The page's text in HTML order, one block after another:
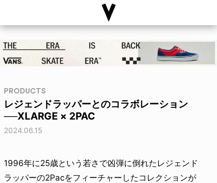
PRODUCTS
レジェンドラッパーとのコラボレーション
──XLARGE × 2PAC
2024.06.15
1996年に25歳という若さで凶弾に倒れたレジェンド
ラッパーの2Pacをフィーチャーしたコレクションが